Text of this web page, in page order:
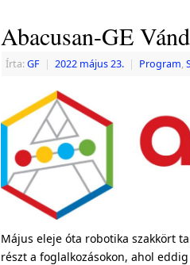
Abacusan-GE
Írta:GF | 2022 május 23. | Program,
Május eleje óta robotika szakkört
részt a foglalkozásokon, ahol